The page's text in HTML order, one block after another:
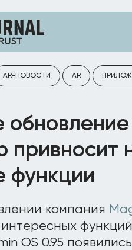
AR-НОВОСТИ AR
привносит
функции
компания
OS 0.95